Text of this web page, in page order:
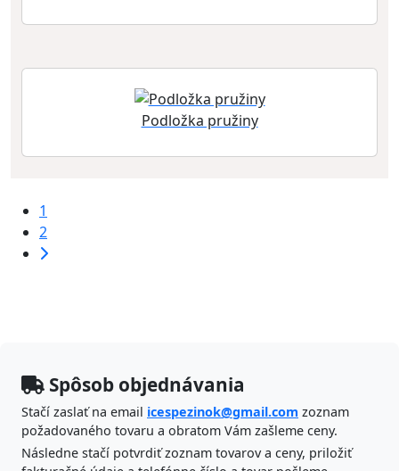
Podložka pružiny
1
2
Spôsob objednávania
Stačí zaslať na email icespezinok@gmail.com zoznam
požadovaného tovaru a obratom Vám zašleme ceny.
Následne stačí potvrdiť zoznam tovarov a ceny, priložiť